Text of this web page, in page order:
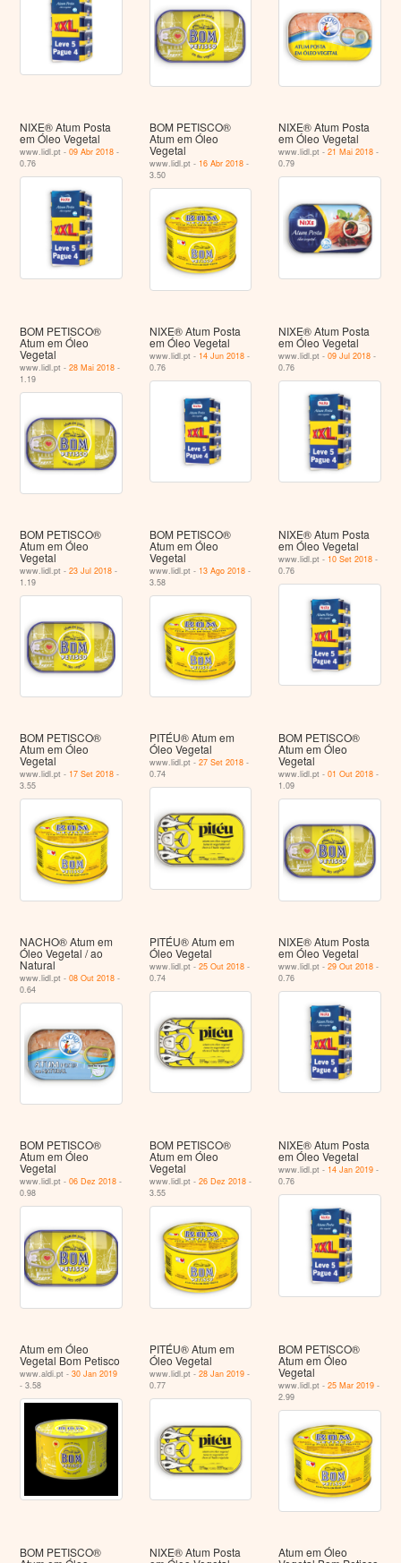
NIXE® Atum Posta
em Óleo Vegetal
www.lidl.pt -09 Abr 2018 -
0.76
BOM PETISCO®
Atum em Óleo
Vegetal
www.lidl.pt - 16 Abr 2018-
3.50
NIXE® Atum Posta
em Óleo Vegetal
www.lidl.pt -21 Mai 2018 -
0.79
BOM PETISCO®
Atum em Óleo
Vegetal
www.lidl.pt -28 Mai 2018 -
1.19
NIXE® Atum Posta
em Óleo Vegetal
www.lidl.pt - 14 Jun 2018-
0.76
NIXE® Atum Posta
em Óleo Vegetal
www.lidl.pt -09 Jul 2018 -
0.76
BOM PETISCO®
Atum em Óleo
Vegetal
www.lidl.pt -23 Jul 2018 -
1.19
BOM PETISCO®
Atum em Óleo
Vegetal
www.lidl.pt - 13 Ago 2018-
3.58
NIXE® Atum Posta
em Óleo Vegetal
www.lidl.pt - 10 Set 2018 -
0.76
BOM PETISCO®
Atum em Óleo
Vegetal
www.lidl.pt - 17 Set 2018 -
3.55
PITÉU® Atum em
Óleo Vegetal
www.lidl.pt - 27 Set 2018-
0.74
BOM PETISCO®
Atum em Óleo
Vegetal
www.lidl.pt -01 Out 2018 -
1.09
NACHO® Atum em
Óleo Vegetal / ao
Natural
www.lidl.pt -08 Out 2018 -
0.64
PITÉU® Atum em
Óleo Vegetal
www.lidl.pt - 25 Out 2018-
0.74
NIXE® Atum Posta
em Óleo Vegetal
www.lidl.pt -29 Out 2018 -
0.76
BOM PETISCO®
Atum em Óleo
Vegetal
www.lidl.pt -06 Dez 2018 -
0.98
BOM PETISCO®
Atum em Óleo
Vegetal
www.lidl.pt - 26 Dez 2018-
3.55
NIXE® Atum Posta
em Óleo Vegetal
www.lidl.pt - 14 Jan 2019 -
0.76
Atum em Óleo
Vegetal Bom Petisco
www.aldi.pt -30 Jan 2019
- 3.58
PITÉU® Atum em
Óleo Vegetal
www.lidl.pt - 28 Jan 2019-
0.77
BOM PETISCO®
Atum em Óleo
Vegetal
www.lidl.pt -25 Mar 2019 -
2.99
BOM PETISCO® NIXE® Atum Posta Atum em Óleo